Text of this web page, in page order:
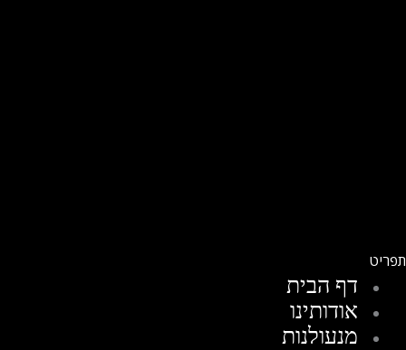
דף הבית
אודותינו
מנעולנות